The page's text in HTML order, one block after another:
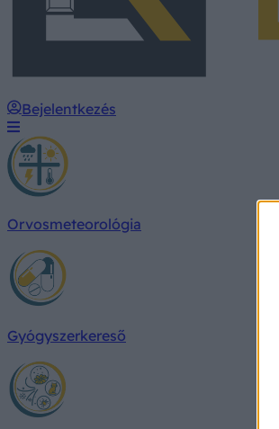
Bejelentkezés
Orvosmeteorológia
Gyógyszerkereső